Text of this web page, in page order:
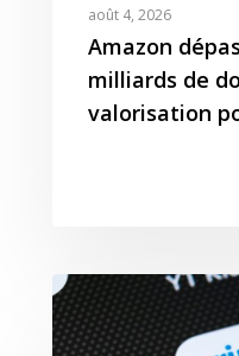
août 4, 2026
Amazon
milliards de
valorisation